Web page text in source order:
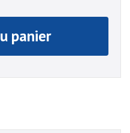
panier